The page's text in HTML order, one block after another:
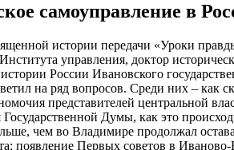
самоуправление в
истории передачи «Уроки
управления, доктор
России Ивановского
на ряд вопросов. Среди них – как
представителей центральной
Думы, как это
чем во Владимире продолжал
появление Первых советов в